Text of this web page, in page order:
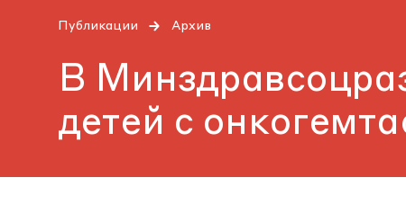
Публикации Архив
В
детей с